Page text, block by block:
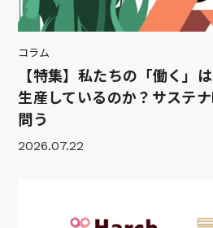
コラム
【特集】私たちの「働く」
生産しているのか？サステ
問う
2026.07.22